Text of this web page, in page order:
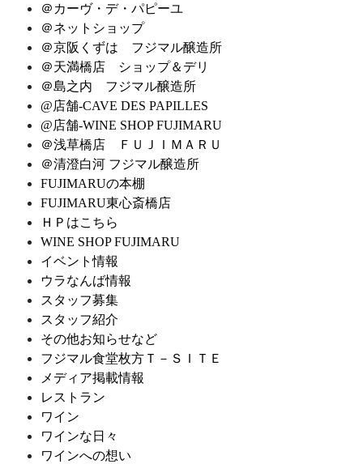
＠カーヴ・デ・パピーユ
＠ネットショップ
＠京阪くずは フジマル醸造所
＠天満橋店 ショップ＆デリ
＠島之内 フジマル醸造所
@店舗-CAVE DES PAPILLES
@店舗-WINE SHOP FUJIMARU
＠浅草橋店 ＦＵＪＩＭＡＲＵ
＠清澄白河 フジマル醸造所
FUJIMARUの本棚
FUJIMARU東心斎橋店
ＨＰはこちら
WINE SHOP FUJIMARU
イベント情報
ウラなんば情報
スタッフ募集
スタッフ紹介
その他お知らせなど
フジマル食堂枚方Ｔ－ＳＩＴＥ
メディア掲載情報
レストラン
ワイン
ワインな日々
ワインへの想い